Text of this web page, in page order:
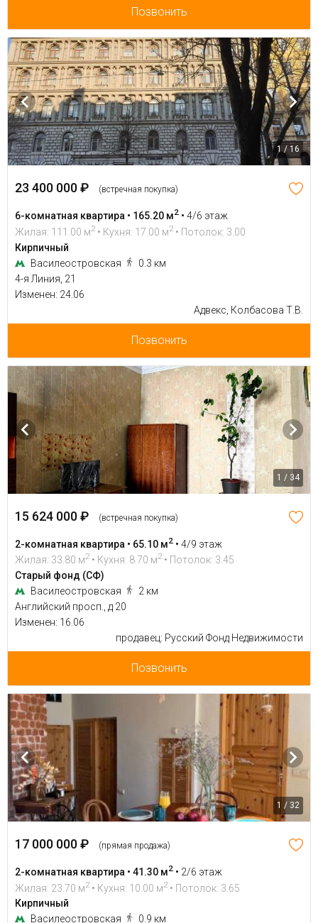
Позвонить
1 / 16
23 400 000 ₽ (встречная покупка)
6-комнатная квартира • 165.20 м2 • 4/6 этаж
Жилая: 111.00 м2 • Кухня: 17.00 м2 • Потолок: 3.00
Кирпичный
Василеостровская
0.3 км
4-я Линия, 21
Изменен: 24.06
Адвекс, Колбасова Т.В.
Позвонить
1 / 34
15 624 000 ₽ (встречная покупка)
2-комнатная квартира • 65.10 м2 • 4/9 этаж
Жилая: 33.80 м2 • Кухня: 8.70 м2 • Потолок: 3.45
Старый фонд (СФ)
Василеостровская
2 км
Английский просп., д 20
Изменен: 16.06
продавец: Русский Фонд Недвижимости
Позвонить
1 / 32
17 000 000 ₽ (прямая продажа)
2-комнатная квартира • 41.30 м2 • 2/6 этаж
Жилая: 23.70 м2 • Кухня: 10.00 м2 • Потолок: 3.65
Кирпичный
Василеостровская
0.9 км